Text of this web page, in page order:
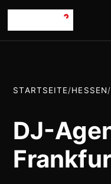
STARTSEITE/HESSEN/
DJ-